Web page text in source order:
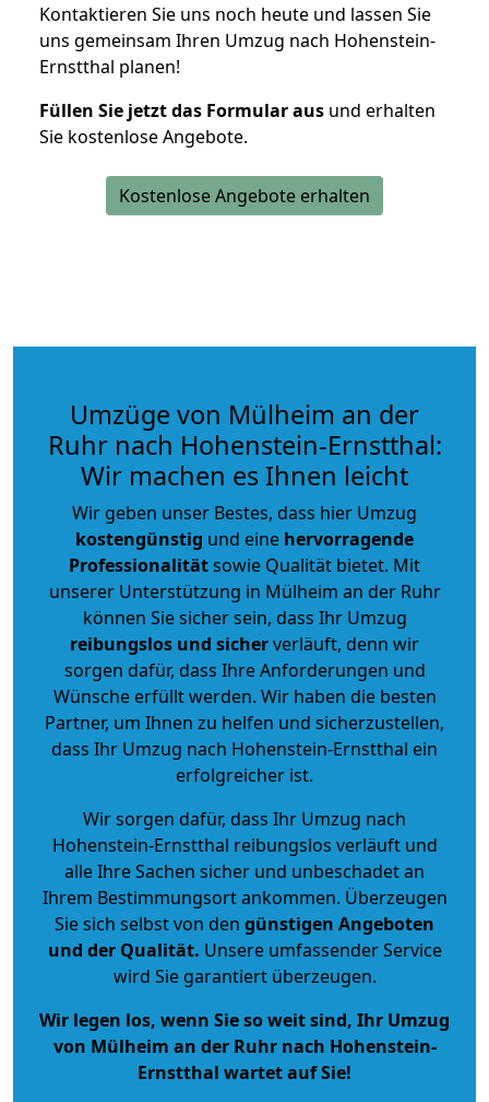
Kontaktieren Sie uns noch heute und lassen Sie
uns gemeinsam Ihren Umzug nach Hohenstein-
Ernstthal planen!
Füllen Sie jetzt das Formular aus und erhalten
Sie kostenlose Angebote.
Kostenlose Angebote erhalten
Umzüge von Mülheim an der
Ruhr nach Hohenstein-Ernstthal:
Wir machen es Ihnen leicht
Wir geben unser Bestes, dass hier Umzug
kostengünstig und eine hervorragende
Professionalitätsowie Qualität bietet. Mit
unserer Unterstützung in Mülheim an der Ruhr
können Sie sicher sein, dass Ihr Umzug
reibungslos und sicherverläuft, denn wir
sorgen dafür, dass Ihre Anforderungen und
Wünsche erfüllt werden. Wir haben die besten
Partner, um Ihnen zu helfen und sicherzustellen,
dass Ihr Umzug nach Hohenstein-Ernstthal ein
erfolgreicher ist.
Wir sorgen dafür, dass Ihr Umzug nach
Hohenstein-Ernstthal reibungslos verläuft und
alle Ihre Sachen sicher und unbeschadet an
Ihrem Bestimmungsort ankommen. Überzeugen
Sie sich selbst von den günstigen Angeboten
und der Qualität. Unsere umfassender Service
wird Sie garantiert überzeugen.
Wir legen los, wenn Sie so weit sind, Ihr Umzug
von Mülheim an der Ruhr nach Hohenstein-
Ernstthal wartet auf Sie!